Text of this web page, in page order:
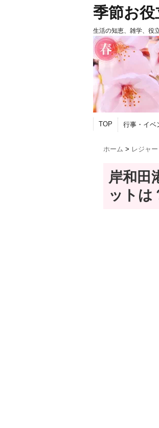
季節お
生活の知恵、雑学、役
TOP 行事・イベ
ホーム > レジャ
岸和田
ットは